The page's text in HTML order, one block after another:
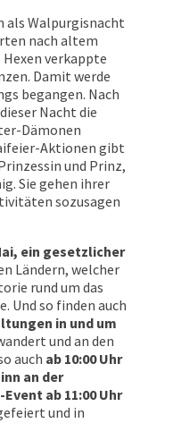
als Walpurgisnacht
nach altem
verkappte
Damit werde
begangen. Nach
Nacht die
Dämonen
Aktionen gibt
und Prinz,
Sie gehen ihrer
sozusagen
ein gesetzlicher
Ländern, welcher
rund um das
Und so finden auch
in und um
und an den
auch ab 10:00 Uhr
an der
Event ab 11:00 Uhr
und in